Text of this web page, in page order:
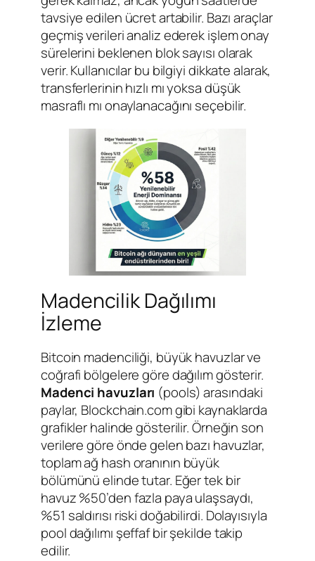
tavsiye edilen ücret artabilir. Bazı araçlar
geçmiş verileri analiz ederek işlem onay
sürelerini beklenen blok sayısı olarak
verir. Kullanıcılar bu bilgiyi dikkate alarak,
transferlerinin hızlı mı yoksa düşük
masraflı mı onaylanacağını seçebilir.
Madencilik Dağılımı
İzleme
Bitcoin madenciliği, büyük havuzlar ve
coğrafi bölgelere göre dağılım gösterir.
Madenci havuzları (pools) arasındaki
paylar, Blockchain.com gibi kaynaklarda
grafikler halinde gösterilir. Örneğin son
verilere göre önde gelen bazı havuzlar,
toplam ağ hash oranının büyük
bölümünü elinde tutar. Eğer tek bir
havuz %50’den fazla paya ulaşsaydı,
%51 saldırısı riski doğabilirdi. Dolayısıyla
pool dağılımı şeffaf bir şekilde takip
edilir.